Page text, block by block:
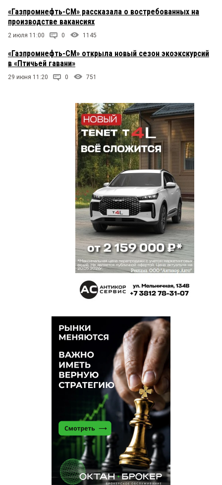
«Газпромнефть-СМ» рассказала о востребованных на
производстве вакансиях
2 июля 11:00 0 1145
«Газпромнефть-СМ» открыла новый сезон экоэкскурсий
в «Птичьей гавани»
29 июня 11:20 0 751